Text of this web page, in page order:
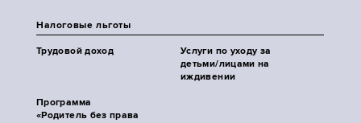
Налоговые льготы
Трудовой доход
Услуги по уходу за
детьми/лицами на
иждивении
Программа
«Родитель без права